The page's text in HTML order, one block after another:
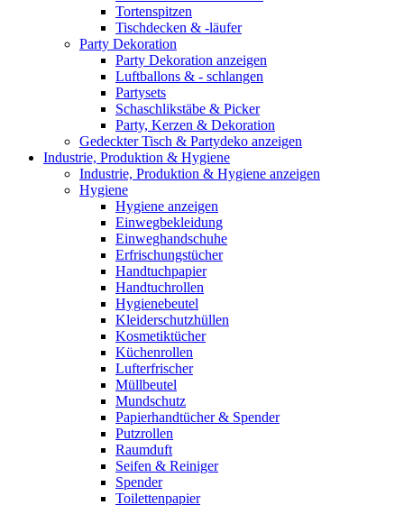
Tortenspitzen
Tischdecken & -läufer
Party Dekoration
Party Dekoration anzeigen
Luftballons & - schlangen
Partysets
Schaschlikstäbe & Picker
Party, Kerzen & Dekoration
Gedeckter Tisch & Partydeko anzeigen
Industrie, Produktion & Hygiene
Industrie, Produktion & Hygiene anzeigen
Hygiene
Hygiene anzeigen
Einwegbekleidung
Einweghandschuhe
Erfrischungstücher
Handtuchpapier
Handtuchrollen
Hygienebeutel
Kleiderschutzhüllen
Kosmetiktücher
Küchenrollen
Lufterfrischer
Müllbeutel
Mundschutz
Papierhandtücher & Spender
Putzrollen
Raumduft
Seifen & Reiniger
Spender
Toilettenpapier